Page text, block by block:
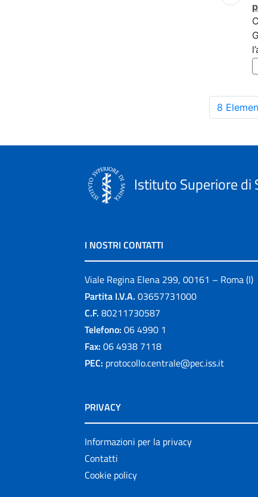
8
Istituto Superiore di
I NOSTRI CONTATTI
Viale Regina Elena 299, 00161 – Roma (I)
Partita I.V.A. 03657731000
C.F. 80211730587
Telefono: 06 4990 1
Fax: 06 4938 7118
PEC: protocollo.centrale@pec.iss.it
PRIVACY
Informazioni per la privacy
Contatti
Cookie policy